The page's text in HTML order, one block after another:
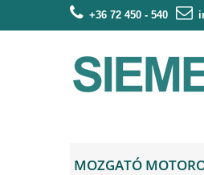
+36 72 450 - 540
MOZGATÓ